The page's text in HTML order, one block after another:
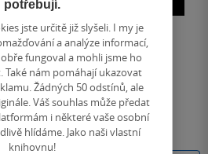
Devátý spolek
Leigh Bardugová
4.4
z
5
hvězdiček
pevná vazba
402 Kč
Běžně449 Kč
potřebují.
jste určitě již slyšeli. I my je
a analýze informací,
fungoval a mohli jsme ho
Také nám pomáhají ukazovat
Žádných 50 odstínů, ale
Váš souhlas může předat
i některé vaše osobní
hlídáme. Jako naši vlastní
knihovnu!